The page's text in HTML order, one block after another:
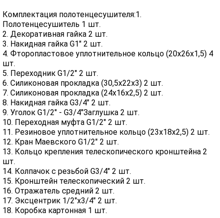
Комплектация полотенцесушителя:1.
Полотенцесушитель 1 шт.
2. Декоративная гайка 2 шт.
3. Накидная гайка G1" 2 шт.
4. Фторопластовое уплотнительное кольцо (20х26х1,5) 4
шт.
5. Переходник G1/2" 2 шт.
6. Силиконовая прокладка (30,5х22х3) 2 шт.
7. Силиконовая прокладка (24х16х2,5) 2 шт.
8. Накидная гайка G3/4" 2 шт.
9. Уголок G1/2" - G3/4"Заглушка 2 шт.
10. Переходная муфта G1/2" 2 шт.
11. Резиновое уплотнительное кольцо (23х18х2,5) 2 шт.
12. Кран Маевского G1/2" 2 шт.
13. Кольцо крепления телескопического кронштейна 2
шт.
14. Колпачок с резьбой G3/4" 2 шт.
15. Кронштейн телескопический 2 шт.
16. Отражатель средний 2 шт.
17. Эксцентрик 1/2"х3/4" 2 шт.
18. Коробка картонная 1 шт.